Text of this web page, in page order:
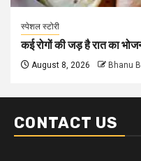
स्पेशल स्टोरी
कई रोगों की जड़ है रात का
August 8, 2026 Bhanu
CONTACT US